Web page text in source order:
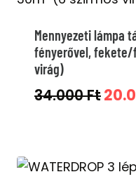
Mennyezeti lámpa
fényerővel, fekete/
virág)
34.000Ft